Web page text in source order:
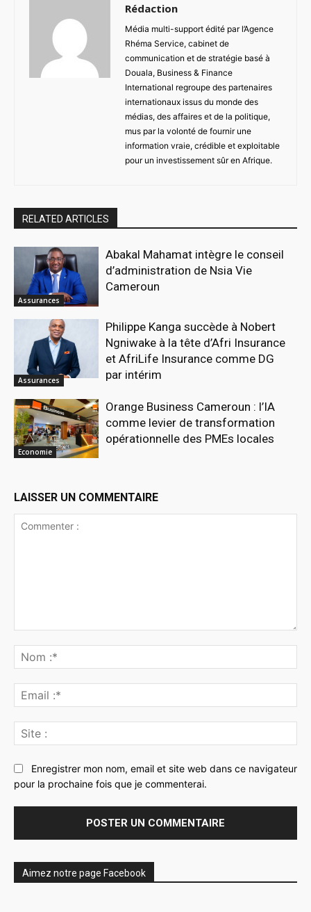
Rédaction
Média multi-support édité par l’Agence
Rhéma Service, cabinet de
communication et de stratégie basé à
Douala, Business & Finance
International regroupe des partenaires
internationaux issus du monde des
médias, des affaires et de la politique,
mus par la volonté de fournir une
information vraie, crédible et exploitable
pour un investissement sûr en Afrique.
RELATED ARTICLES
Assurances
Abakal Mahamat intègre le conseil
d’administration de Nsia Vie
Cameroun
Assurances
Philippe Kanga succède à Nobert
Ngniwake à la tête d’Afri Insurance
et AfriLife Insurance comme DG
par intérim
Economie
Orange Business Cameroun : l’IA
comme levier de transformation
opérationnelle des PMEs locales
LAISSER UN COMMENTAIRE
:*
:*
:
Enregistrer mon nom, email et site web dans ce navigateur
pour la prochaine fois que je commenterai.
Aimez notre page Facebook